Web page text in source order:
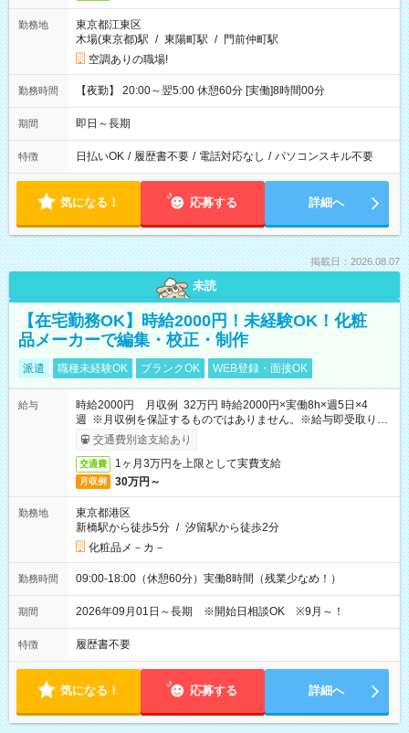
勤務地
東京都江東区
木場(東京都)駅 / 東陽町駅 / 門前仲町駅
空調ありの職場!
勤務時間 【夜勤】 20:00～翌5:00 休憩60分 [実働]8時間00分
期間 即日～長期
特徴 日払いOK / 履歴書不要 / 電話対応なし / パソコンスキル不要
気になる！ 応募する 詳細へ
掲載日：2026.08.07
未読
【在宅勤務OK】時給2000円！未経験OK！化粧
品メーカーで編集・校正・制作
派遣 職種未経験OK ブランクOK WEB登録・面接OK
給与
時給2000円 月収例 32万円 時給2000円×実働8h×週5日×4
週 ※月収例を保証するものではありません。※給与即受取りサ
ービス利用可（利用条件有）
交通費別途支給あり
交通費 1ヶ月3万円を上限として実費支給
月収例 30万円～
勤務地
東京都港区
新橋駅から徒歩5分 / 汐留駅から徒歩2分
化粧品メ－カ－
勤務時間 09:00-18:00（休憩60分）実働8時間（残業少なめ！）
期間 2026年09月01日～長期 ※開始日相談OK ※9月～！
特徴 履歴書不要
気になる！ 応募する 詳細へ